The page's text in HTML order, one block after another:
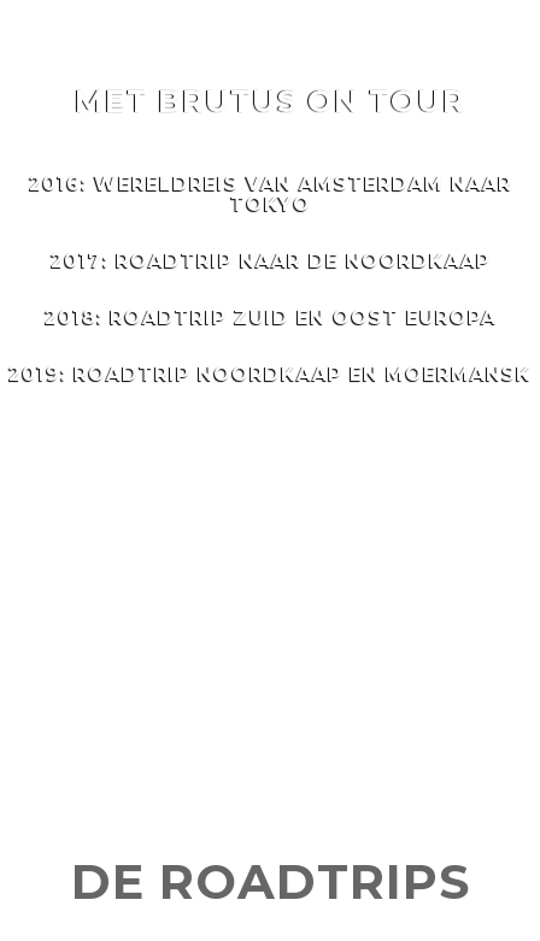
MET BRUTUS ON TOUR
2016: WERELDREIS VAN AMSTERDAM NAAR
TOKYO
2017: ROADTRIP NAAR DE NOORDKAAP
2018: ROADTRIP ZUID EN OOST EUROPA
2019: ROADTRIP NOORDKAAP EN MOERMANSK
DE ROADTRIPS